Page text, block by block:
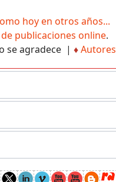
hoy en otros años...
publicaciones online.
se agradece | ♦Autores